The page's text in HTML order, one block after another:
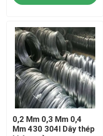
Tin tức
Yêu cầu báo giá
Ống tròn thép không gỉ
Tấm thép không gỉ
0,2 Mm 0,3 Mm 0,4
Mm 430 304l Dây thép